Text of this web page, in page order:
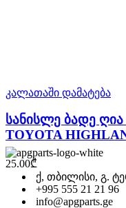
კალათაში დამატება
სანისლე ბადე ღია
TOYOTA
25.00₾
ქ, თბილისი, გ.
+995 555 21 21 96
info@apgparts.ge